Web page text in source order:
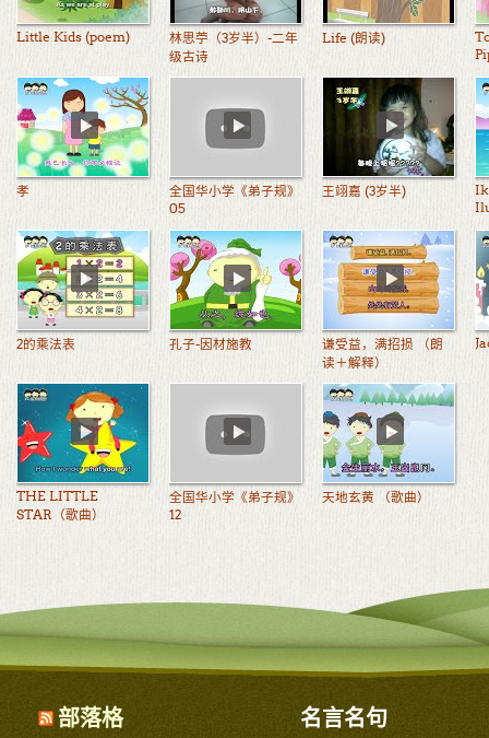
Little Kids (poem)
林思苧（3岁半）-二年
级古诗
Life (朗读)
孝
全国华小学《弟子规》
05
王翊嘉 (3岁半)
2的乘法表 孔子-因材施教
谦受益，满招损 （朗
读＋解释）
THE LITTLE
STAR（歌曲）
全国华小学《弟子规》
12
天地玄黄 （歌曲）
部落格 名言名句